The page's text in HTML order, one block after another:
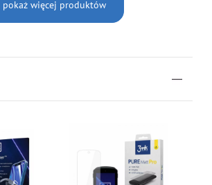
pokaż więcej produktów